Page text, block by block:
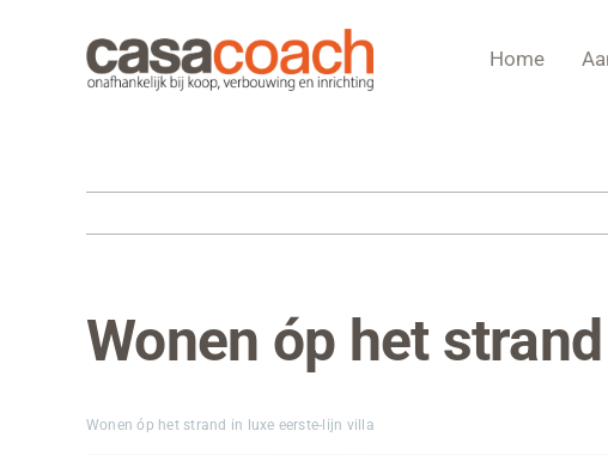
Home
Bekijk
grotere
Wonen óp het
Wonen óp het strand in luxe eerste-lijn villa